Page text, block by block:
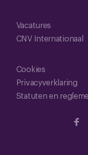
Vacatures
CNV Internationaal
Cookies
Privacyverklaring
Statuten en